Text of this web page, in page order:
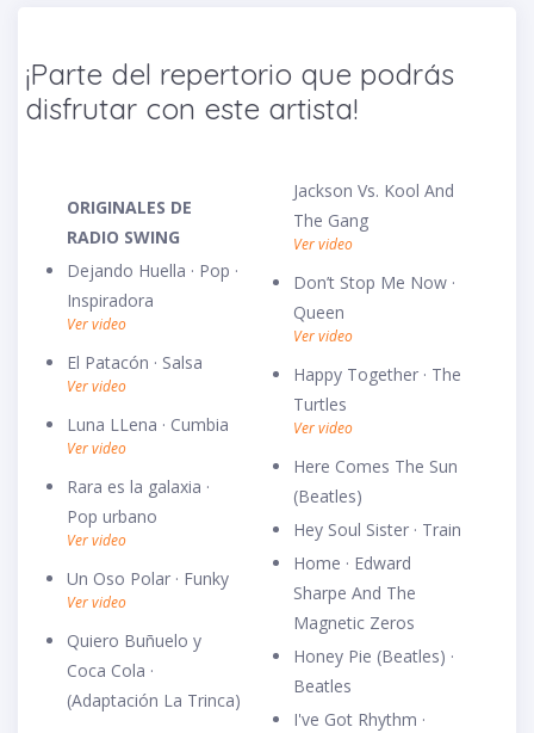
¡Parte del repertorio que podrás
disfrutar con este artista!
ORIGINALES DE
RADIO SWING
Dejando Huella · Pop ·
Inspiradora
Ver video
El Patacón · Salsa
Ver video
Luna LLena · Cumbia
Ver video
Rara es la galaxia ·
Pop urbano
Ver video
Un Oso Polar · Funky
Ver video
Quiero Buñuelo y
Coca Cola ·
(Adaptación La Trinca)
Jackson Vs. Kool And
The Gang
Ver video
Don’t Stop Me Now ·
Queen
Ver video
Happy Together · The
Turtles
Ver video
Here Comes The Sun
(Beatles)
Hey Soul Sister · Train
Home · Edward
Sharpe And The
Magnetic Zeros
Honey Pie (Beatles) ·
Beatles
I've Got Rhythm ·